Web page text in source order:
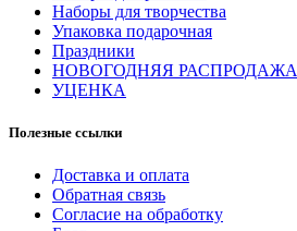
Наборы для творчества
Упаковка подарочная
Праздники
НОВОГОДНЯЯ РАСПРОДАЖА
УЦЕНКА
Полезные ссылки
Доставка и оплата
Обратная связь
Согласие на обработку